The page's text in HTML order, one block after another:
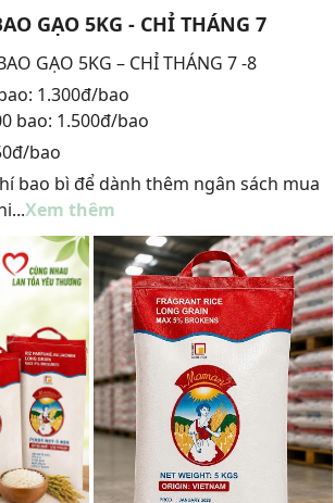
GẠO 5KG - CHỈ THÁNG 7
GẠO 5KG – CHỈ THÁNG 7 -8
1.300đ/bao
bao: 1.500đ/bao
bao
bao bì để dành thêm ngân sách mua
Xem thêm